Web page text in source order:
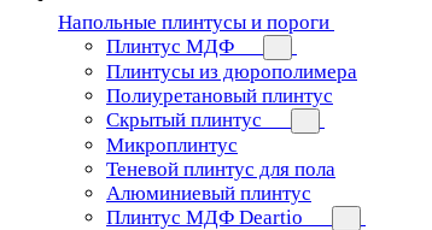
Напольные плинтусы и пороги
Плинтус МДФ
Плинтусы из дюрополимера
Полиуретановый плинтус
Скрытый плинтус
Микроплинтус
Теневой плинтус для пола
Алюминиевый плинтус
Плинтус МДФ Deartio